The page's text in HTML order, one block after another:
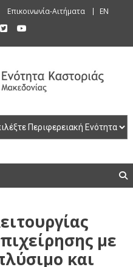
Επικοινωνία-Αιτήματα EN
με
και